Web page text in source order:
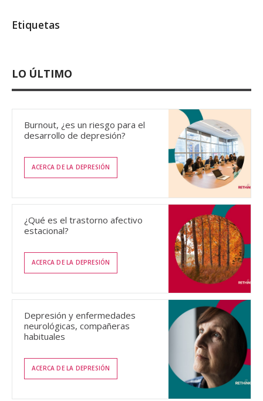
Etiquetas
LO ÚLTIMO
Burnout, ¿es un riesgo para el
desarrollo de depresión?
ACERCA DE LA DEPRESIÓN
¿Qué es el trastorno afectivo
estacional?
ACERCA DE LA DEPRESIÓN
Depresión y enfermedades
neurológicas, compañeras
habituales
ACERCA DE LA DEPRESIÓN